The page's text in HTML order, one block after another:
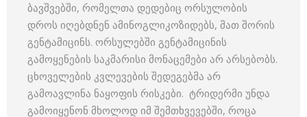
ბავშვებში, რომელთა დედებიც ორსულობის
დროს იღებდნენ ამინოგლიკოზიდებს, მათ შორის
გენტამიცინს. ორსულებში გენტამიცინის
გამოყენების საკმარისი მონაცემები არ არსებობს.
ცხოველების კვლევების შედეგებმა არ
გამოავლინა ნაყოფის რისკები. ტრიდერმი უნდა
გამოიყენონ მხოლოდ იმ შემთხვევებში, როცა